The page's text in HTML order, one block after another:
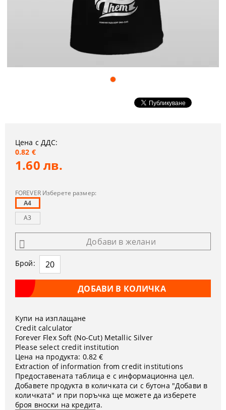
Цена с ДДС:
0.82 €
1.60 лв.
FOREVER Изберете размер:
A4
A3
Добави в желани
Брой:
Купи на изплащане
Credit calculator
Forever Flex Soft (No-Cut) Metallic Silver
Please select credit institution
Цена на продукта: 0.82 €
Extraction of information from credit institutions
Предоставената таблица е с информационна цел.
Добавете продукта в количката си с бутона "Добави в
количката" и при поръчка ще можете да изберете
броя вноски на кредита.